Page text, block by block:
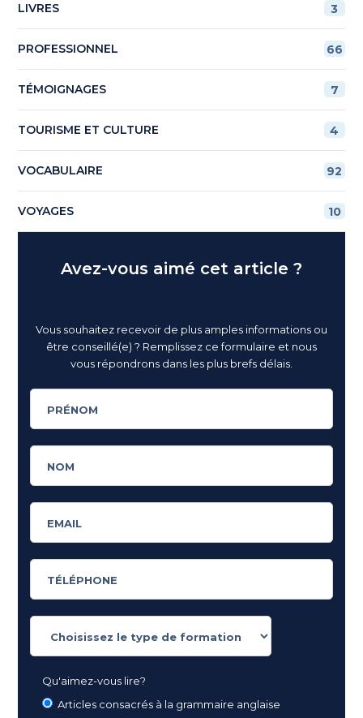
LIVRES 3
PROFESSIONNEL 66
TÉMOIGNAGES 7
TOURISME ET CULTURE 4
VOCABULAIRE 92
VOYAGES 10
Avez-vous aimé cet article ?
Vous souhaitez recevoir de plus amples informations ou
être conseillé(e) ? Remplissez ce formulaire et nous
vous répondrons dans les plus brefs délais.
Qu'aimez-vous lire?
Articles consacrés à la grammaire anglaise